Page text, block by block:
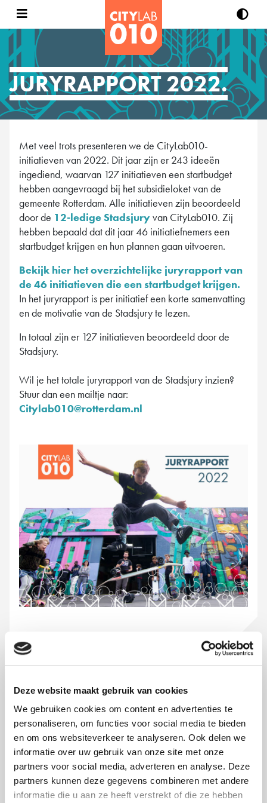
Deze website maakt gebruik van cookies
We gebruiken cookies om content en advertenties te
personaliseren, om functies voor social media te bieden
en om ons websiteverkeer te analyseren. Ook delen we
informatie over uw gebruik van onze site met onze
partners voor social media, adverteren en analyse. Deze
partners kunnen deze gegevens combineren met andere
informatie die u aan ze heeft verstrekt of die ze hebben
JURYRAPPORT 2022.
Met veel trots presenteren we de CityLab010-
initiatieven van 2022. Dit jaar zijn er 243 ideeën
ingediend, waarvan 127 initiatieven een startbudget
hebben aangevraagd bij het subsidieloket van de
gemeente Rotterdam. Alle initiatieven zijn beoordeeld
door de 12-ledige Stadsjuryvan CityLab010. Zij
hebben bepaald dat dit jaar 46 initiatiefnemers een
startbudget krijgen en hun plannen gaan uitvoeren.
Bekijk hier het overzichtelijke juryrapport van
de 46 initiatieven die een startbudget krijgen.
In het juryrapport is per initiatief een korte samenvatting
en de motivatie van de Stadsjury te lezen.
In totaal zijn er 127 initiatieven beoordeeld door de
Stadsjury.
Wil je het totale juryrapport van de Stadsjury inzien?
Stuur dan een mailtje naar:
Citylab010@rotterdam.nl
CONTACT.
CONTACT.